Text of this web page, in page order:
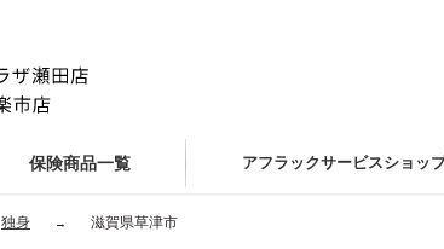
保険商品一覧 アフラックサービスショッ
独身 滋賀県草津市